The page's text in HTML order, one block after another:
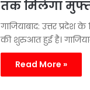
तक मिलेगा
गाजियाबाद: उत्तर प्रदेश
की शुरुआत हुई है।
Read More »